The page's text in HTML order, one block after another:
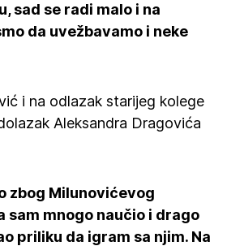
sad se radi malo i na
da uvežbavamo i neke
i na odlazak starijeg kolege
Aleksandra Dragovića
zbog Milunovićevog
sam mnogo naučio i drago
priliku da igram sa njim. Na